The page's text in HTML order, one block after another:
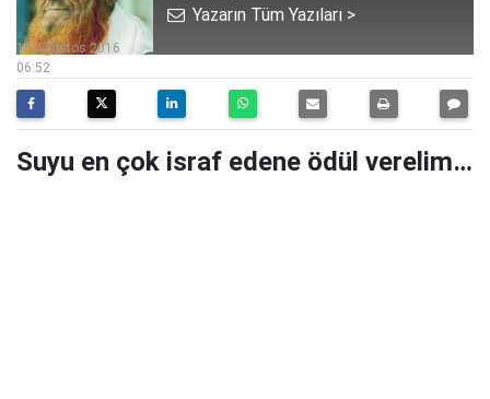
Yazarın Tüm Yazıları >
06:52
18 Ağustos 2016
Suyu en çok israf edene ödül verelim…